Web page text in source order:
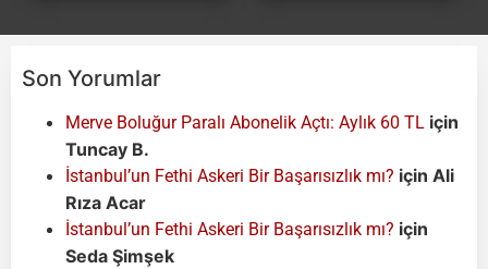
Son Yorumlar
Merve Boluğur Paralı Abonelik Açtı: Aylık 60 TL için
Tuncay B.
İstanbul’un Fethi Askeri Bir Başarısızlık mı? için Ali
Rıza Acar
İstanbul’un Fethi Askeri Bir Başarısızlık mı? için
Seda Şimşek